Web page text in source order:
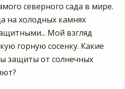
северного сада в мире.
на холодных камнях
Мой взгляд
горную сосенку. Какие
защиты от солнечных